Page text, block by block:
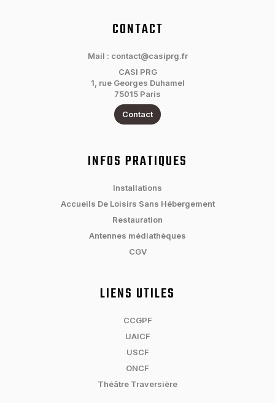
CONTACT
Mail : contact@casiprg.fr
CASI PRG
1, rue Georges Duhamel
75015 Paris
Contact
INFOS PRATIQUES
Installations
Accueils De Loisirs Sans Hébergement
Restauration
Antennes médiathèques
CGV
LIENS UTILES
CCGPF
UAICF
USCF
ONCF
Théâtre Traversière